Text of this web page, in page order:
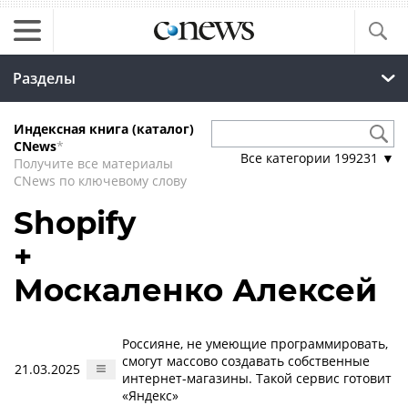
Разделы
Индексная книга (каталог)
CNews*
Получите все материалы
CNews по ключевому слову
Все категории 199231 ▼
Shopify
+
Москаленко Алексей
21.03.2025
Россияне, не умеющие программировать,
смогут массово создавать собственные
интернет-магазины. Такой сервис готовит
«Яндекс»